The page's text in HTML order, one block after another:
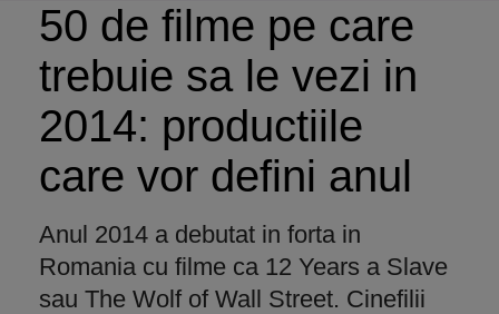
50 de filme pe care
trebuie sa le vezi in
2014: productiile
care vor defini anul
Anul 2014 a debutat in forta in
Romania cu filme ca 12 Years a Slave
sau The Wolf of Wall Street. Cinefilii